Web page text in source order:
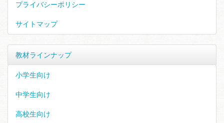
プライバシーポリシー
サイトマップ
教材ラインナップ
小学生向け
中学生向け
高校生向け